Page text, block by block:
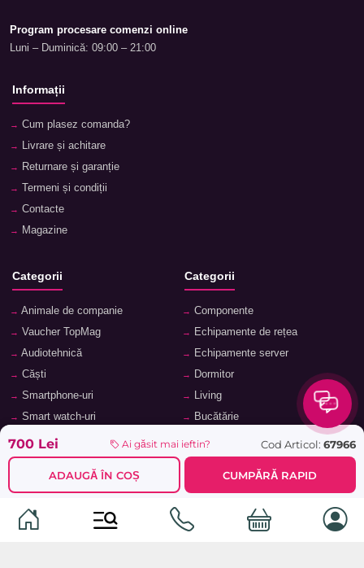
700 Lei Ai găsit mai ieftin? Cod Articol: 67966
ADAUGĂ ÎN COȘ CUMPĂRĂ RAPID
Program procesare comenzi online
Luni – Duminică: 09:00 – 21:00
Informații
Cum plasez comanda?
Livrare și achitare
Returnare și garanție
Termeni și condiții
Contacte
Magazine
Categorii
Animale de companie
Vaucher TopMag
Audiotehnică
Căști
Smartphone-uri
Smart watch-uri
Telefoane mobile
Ochelari inteligenți
Software
Laptopuri și accesorii
Categorii
Componente
Echipamente de rețea
Echipamente server
Dormitor
Living
Bucătărie
Hol
Cameră copii
Birou și cabinet
etajere